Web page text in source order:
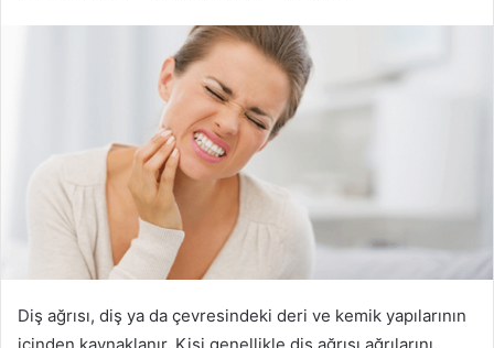
göndermek
Diş ağrısı, diş ya da çevresindeki deri ve kemik yapılarının
içinden kaynaklanır. Kişi genellikle diş ağrısı ağrılarını,